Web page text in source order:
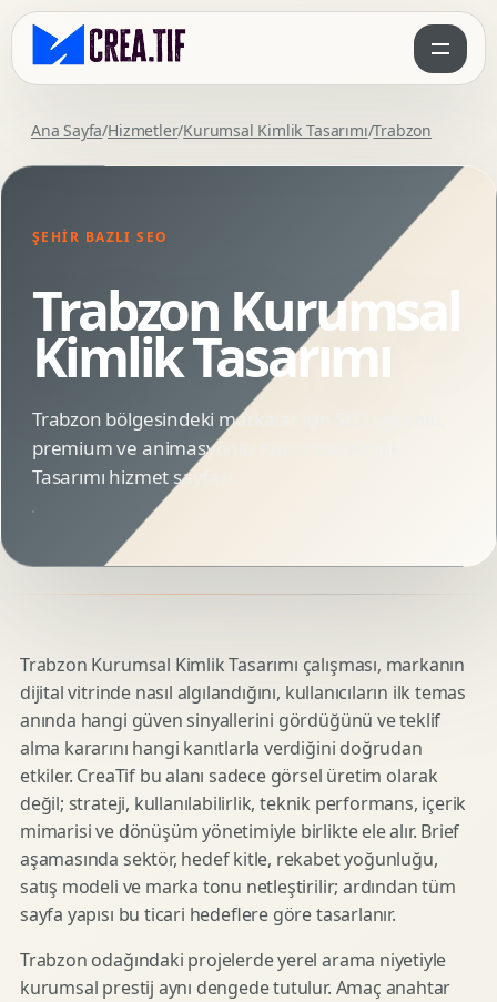
Ana Sayfa/Hizmetler/Kurumsal Kimlik Tasarımı/Trabzon
ŞEHIR BAZLI SEO
Trabzon Kurumsal
Kimlik Tasarımı
Trabzon bölgesindeki markalar için SEO uyumlu,
premium ve animasyonlu Kurumsal Kimlik
Tasarımı hizmet sayfası.
Trabzon Kurumsal Kimlik Tasarımı çalışması, markanın
dijital vitrinde nasıl algılandığını, kullanıcıların ilk temas
anında hangi güven sinyallerini gördüğünü ve teklif
alma kararını hangi kanıtlarla verdiğini doğrudan
etkiler. CreaTif bu alanı sadece görsel üretim olarak
değil; strateji, kullanılabilirlik, teknik performans, içerik
mimarisi ve dönüşüm yönetimiyle birlikte ele alır. Brief
aşamasında sektör, hedef kitle, rekabet yoğunluğu,
satış modeli ve marka tonu netleştirilir; ardından tüm
sayfa yapısı bu ticari hedeflere göre tasarlanır.
Trabzon odağındaki projelerde yerel arama niyetiyle
kurumsal prestij aynı dengede tutulur. Amaç anahtar